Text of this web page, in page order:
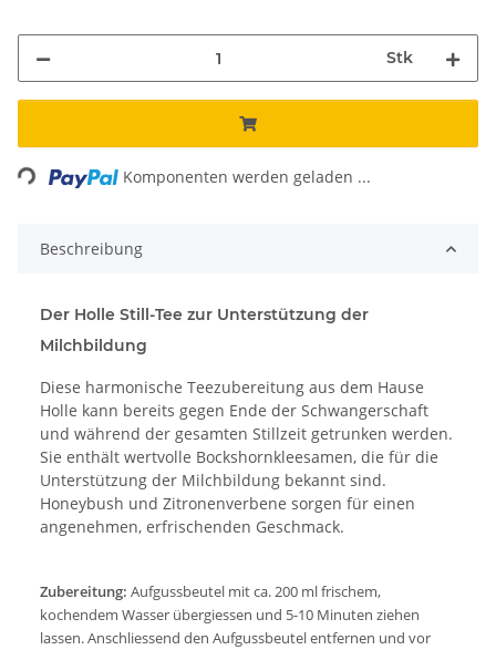
Stk
Loading... Komponenten werden geladen ...
Beschreibung
Der Holle Still-Tee zur Unterstützung der
Milchbildung
Diese harmonische Teezubereitung aus dem Hause
Holle kann bereits gegen Ende der Schwangerschaft
und während der gesamten Stillzeit getrunken werden.
Sie enthält wertvolle Bockshornkleesamen, die für die
Unterstützung der Milchbildung bekannt sind.
Honeybush und Zitronenverbene sorgen für einen
angenehmen, erfrischenden Geschmack.
Zubereitung: Aufgussbeutel mit ca. 200 ml frischem,
kochendem Wasser übergiessen und 5-10 Minuten ziehen
lassen. Anschliessend den Aufgussbeutel entfernen und vor